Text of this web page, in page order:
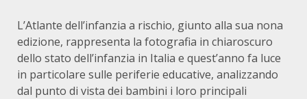
L’Atlante dell’infanzia a rischio, giunto alla sua nona
edizione, rappresenta la fotografia in chiaroscuro
dello stato dell’infanzia in Italia e quest’anno fa luce
in particolare sulle periferie educative, analizzando
dal punto di vista dei bambini i loro principali